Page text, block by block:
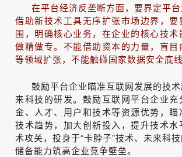
在平台经济反垄断方面，要界定平
借助新技术工具无序扩张市场边界，要
围，明确核心业务，在企业的核心技术
做精做专。不能借助资本的力量，盲目
等领域扩张，不能触碰国家数据安全底线
鼓励平台企业瞄准互联网发展的技
来科技的研发。鼓励互联网平台企业充
金、人才、用户和技术等资源优势，瞄
技术趋势，加大创新投入，提升技术水
术攻关，投身于“卡脖子”技术、未来科
储备能力筑高企业竞争壁垒。